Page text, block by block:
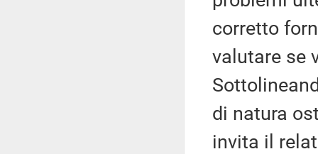
corretto
valutare se
di natura
invita il